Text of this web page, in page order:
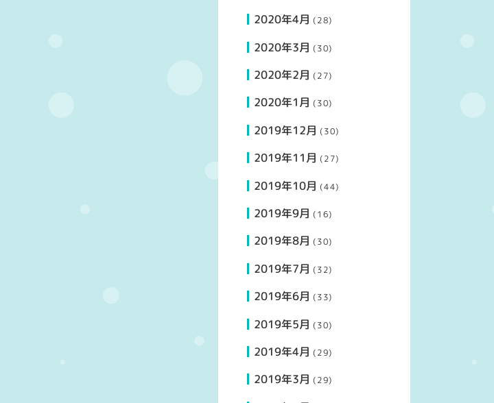
2020年4月 (28)
2020年3月 (30)
2020年2月 (27)
2020年1月 (30)
2019年12月 (30)
2019年11月 (27)
2019年10月 (44)
2019年9月 (16)
2019年8月 (30)
2019年7月 (32)
2019年6月 (33)
2019年5月 (30)
2019年4月 (29)
2019年3月 (29)